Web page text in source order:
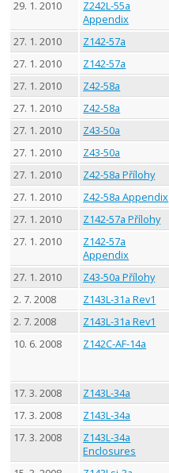
29. 1. 2010
Z242L-55a
Appendix
27. 1. 2010 Z142-57a
27. 1. 2010
Z142-57a
27. 1. 2010
Z42-58a
27. 1. 2010
Z42-58a
27. 1. 2010
Z43-50a
27. 1. 2010
Z43-50a
27. 1. 2010
Z42-58a Přílohy
27. 1. 2010
Z42-58a Appendix
27. 1. 2010
Z142-57a Přílohy
27. 1. 2010
Z142-57a
Appendix
27. 1. 2010 Z43-50a Přílohy
2. 7. 2008
Z143L-31a Rev1
2. 7. 2008
Z143L-31a Rev1
10. 6. 2008
Z142C-AF-14a
17. 3. 2008
Z143L-34a
17. 3. 2008
Z143L-34a
17. 3. 2008
Z143L-34a
Enclosures